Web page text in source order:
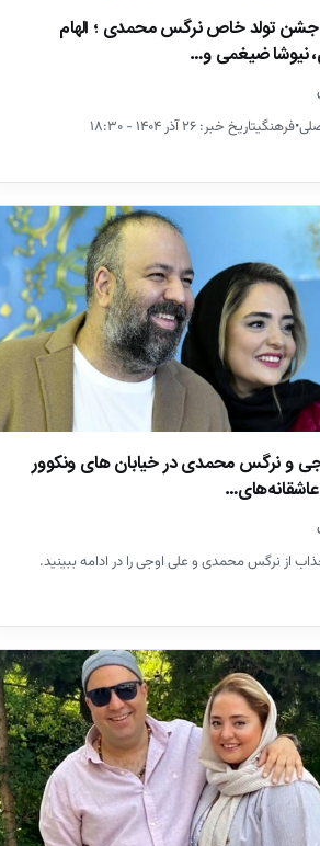
تولد خاص نرگس محمدی ؛ الهام
نیوشا ضیغمی و…
خبر: ۲۶ آذر ۱۴۰۴ - ۱۸:۳۰
و نرگس محمدی در خیابان های ونکوور
عاشقانه‌های…
از نرگس محمدی و علی اوجی را در ادامه ببینید.